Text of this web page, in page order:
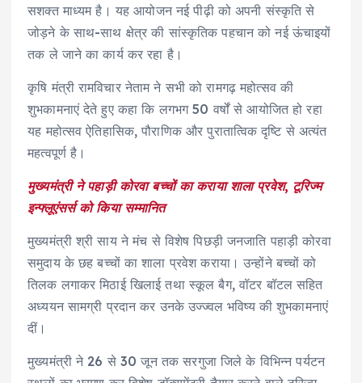
सशक्त माध्यम है। यह आयोजन नई पीढ़ी को अपनी संस्कृति से
जोड़ने के साथ-साथ क्षेत्र की सांस्कृतिक पहचान को नई ऊंचाइयों
तक ले जाने का कार्य कर रहा है।
कृषि मंत्री रामविचार नेताम ने सभी को रामगढ़ महोत्सव की
शुभकामनाएं देते हुए कहा कि लगभग 50 वर्षों से आयोजित हो रहा
यह महोत्सव ऐतिहासिक, पौराणिक और पुरातात्विक दृष्टि से अत्यंत
महत्वपूर्ण है।
मुख्यमंत्री ने पहाड़ी कोरवा बच्चों का कराया शाला प्रवेश, टूरिज्म
इन्फ्लूएंसर्स को किया सम्मानित
मुख्यमंत्री श्री साय ने मंच से विशेष पिछड़ी जनजाति पहाड़ी कोरवा
समुदाय के छह बच्चों का शाला प्रवेश कराया। उन्होंने बच्चों को
तिलक लगाकर मिठाई खिलाई तथा स्कूल बैग, वॉटर बॉटल सहित
अध्ययन सामग्री प्रदान कर उनके उज्ज्वल भविष्य की शुभकामनाएं
दीं।
मुख्यमंत्री ने 26 से 30 जून तक सरगुजा जिले के विभिन्न पर्यटन